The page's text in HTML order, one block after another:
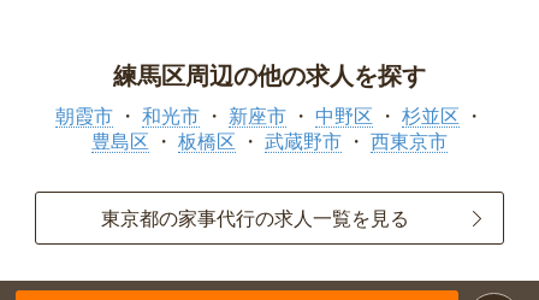
練馬区周辺の他の求人を探す
朝霞市 和光市 新座市 中野区
杉並区
豊島区
板橋区 武蔵野市 西東京市
東京都の家事代行の求人一覧を見る